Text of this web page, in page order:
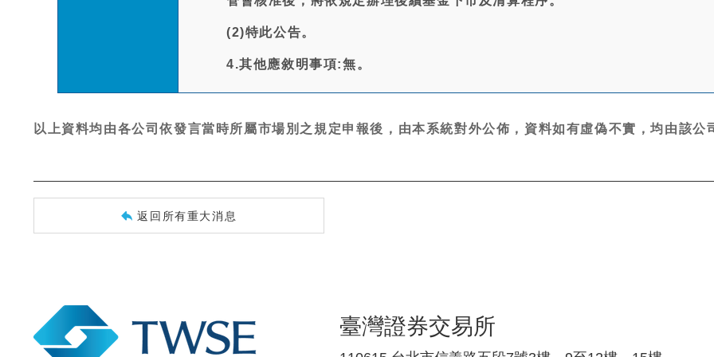
(2)特此公告。
4.其他應敘明事項:無。
以上資料均由各公司依發言當時所屬市場別之規定申報後，由本系統對外公佈，資料如有虛偽不實，均由該公
返回所有重大消息
臺灣證券交易所